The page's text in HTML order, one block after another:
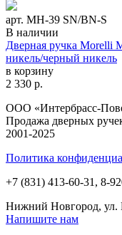
арт. MH-39 SN/BN-S
В наличии
Дверная ручка Morelli
никель/черный никель
в корзину
2 330 р.
ООО «Интербрасс-
Продажа дверных
2001-2025
Политика
+7 (831) 413-60-31, 8-
Нижний Новгород, ул.
Напишите нам